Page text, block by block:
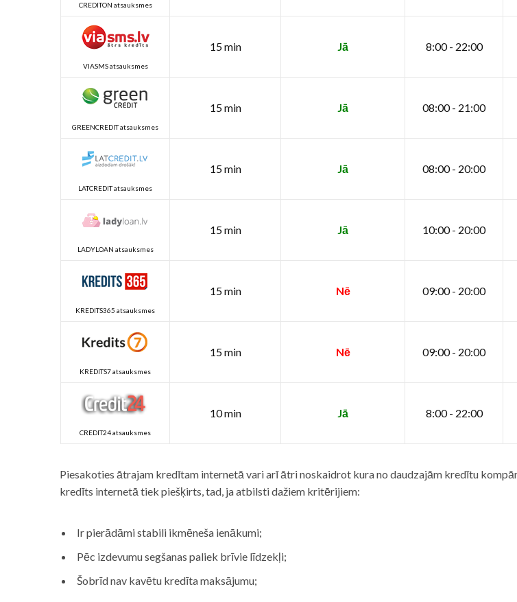
CREDITON atsauksmes
VIASMS atsauksmes
15 min Jā 8:00 - 22:00
GREENCREDIT atsauksmes
15 min Jā 08:00 - 21:00
LATCREDIT atsauksmes
15 min Jā 08:00 - 20:00
LADYLOAN atsauksmes
15 min Jā 10:00 - 20:00
KREDITS365 atsauksmes
15 min Nē 09:00 - 20:00
KREDITS7 atsauksmes
15 min Nē 09:00 - 20:00
CREDIT24 atsauksmes
10 min Jā 8:00 - 22:00
Piesakoties ātrajam kredītam internetā vari arī ātri noskaidrot kura no daudzajām kredītu
kredīts internetā tiek piešķirts, tad, ja atbilsti dažiem kritērijiem:
Ir pierādāmi stabili ikmēneša ienākumi;
Pēc izdevumu segšanas paliek brīvie līdzekļi;
Šobrīd nav kavētu kredīta maksājumu;